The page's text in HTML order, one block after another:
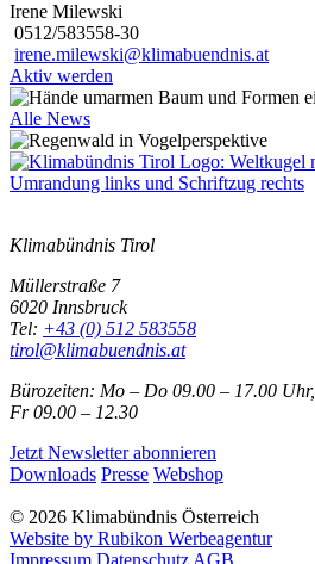
Irene Milewski
0512/583558-30
irene.milewski@klimabuendnis.at
Aktiv werden
Alle News
Klimabündnis Tirol
Müllerstraße 7
6020 Innsbruck
Tel: +43 (0) 512 583558
tirol@klimabuendnis.at
Bürozeiten: Mo – Do 09.00 – 17.00 Uhr,
Fr 09.00 – 12.30
Jetzt Newsletter abonnieren
Downloads Presse Webshop
© 2026 Klimabündnis Österreich
Website by Rubikon Werbeagentur